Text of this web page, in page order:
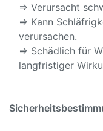
⇒ Verursacht
⇒ Kann
verursachen.
⇒ Schädlich für
langfristiger